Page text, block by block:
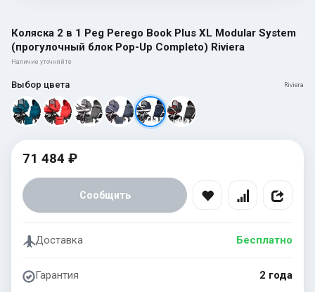
Коляска 2 в 1 Peg Perego Book Plus XL Modular System
(прогулочный блок Pop-Up Completo) Riviera
Наличие уточняйте
Выбор цвета Riviera
71 484 ₽
Сообщить
Доставка Бесплатно
Гарантия 2 года